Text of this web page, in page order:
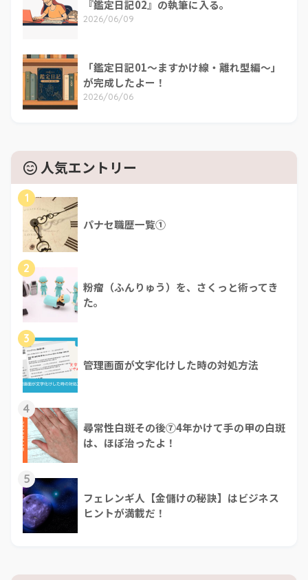
『鑑定日記02』の執筆に入る。
2026/06/09
「鑑定日記01～ますかけ線・離れ型編～」
が完成したよー！
2026/06/06
人気エントリー
1
パナセ職歴一覧①
2
粉瘤（ふんりゅう）を、さくっと術ってき
た。
3
管理画面が文字化けした時の対処方法
4
尋常性白斑その後⑦4年かけて手の甲の白斑
は、ほぼ治ったよ！
5
フェレンギ人【金儲けの秘訣】はビジネス
ヒントが満載だ！